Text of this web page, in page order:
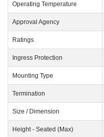
Operating Temperature
Approval Agency
Ratings
Ingress Protection
Mounting Type
Termination
Size / Dimension
Height - Seated (Max)